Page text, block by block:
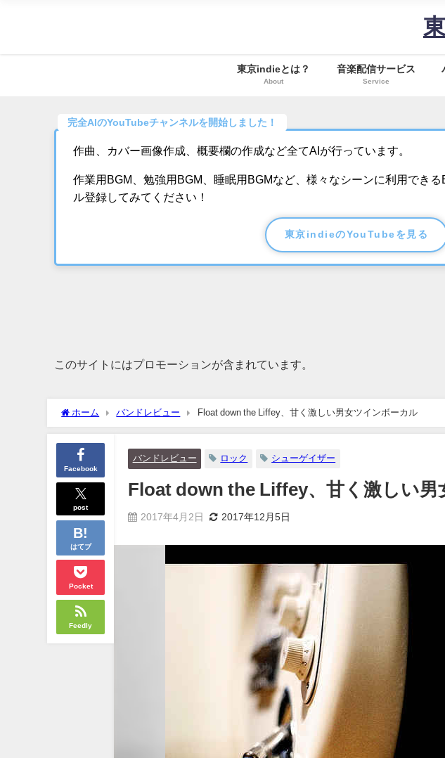
東京indieとは？
About
音楽配信サービス
Service
完全AIのYouTubeチャンネルを開始しました！
作曲、カバー画像作成、概要欄の作成など全てAIが行っています。
作業用BGM、勉強用BGM、睡眠用BGMなど、様々なシーンに利用でき
ル登録してみてください！
東京indieのYouTubeを見る
このサイトにはプロモーションが含まれています。
ホーム バンドレビュー Float down the Liffey、甘く激しい男女ツインボーカル
Facebook
post
はてブ
Pocket
Feedly
バンドレビュー ロック シューゲイザー
Float down the Liffey、甘く激しい男
2017年4月2日 2017年12月5日